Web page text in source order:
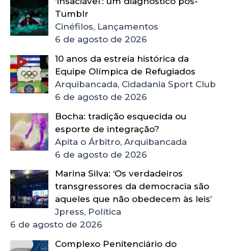
Tumblr
Cinéfilos, Lançamentos
6 de agosto de 2026
10 anos da estreia histórica da
Equipe Olímpica de Refugiados
Arquibancada, Cidadania Sport Club
6 de agosto de 2026
Bocha: tradição esquecida ou
esporte de integração?
Apita o Árbitro, Arquibancada
6 de agosto de 2026
Marina Silva: ‘Os verdadeiros
transgressores da democracia são
aqueles que não obedecem às leis’
Jpress, Política
6 de agosto de 2026
Complexo Penitenciário do